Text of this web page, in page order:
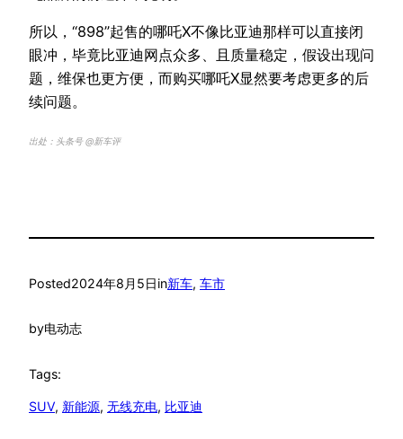
所以，“898”起售的哪吒X不像比亚迪那样可以直接闭
眼冲，毕竟比亚迪网点众多、且质量稳定，假设出现问
题，维保也更方便，而购买哪吒X显然要考虑更多的后
续问题。
出处：头条号 @新车评
Posted2024年8月5日in新车, 车市
by电动志
Tags:
SUV, 新能源, 无线充电, 比亚迪